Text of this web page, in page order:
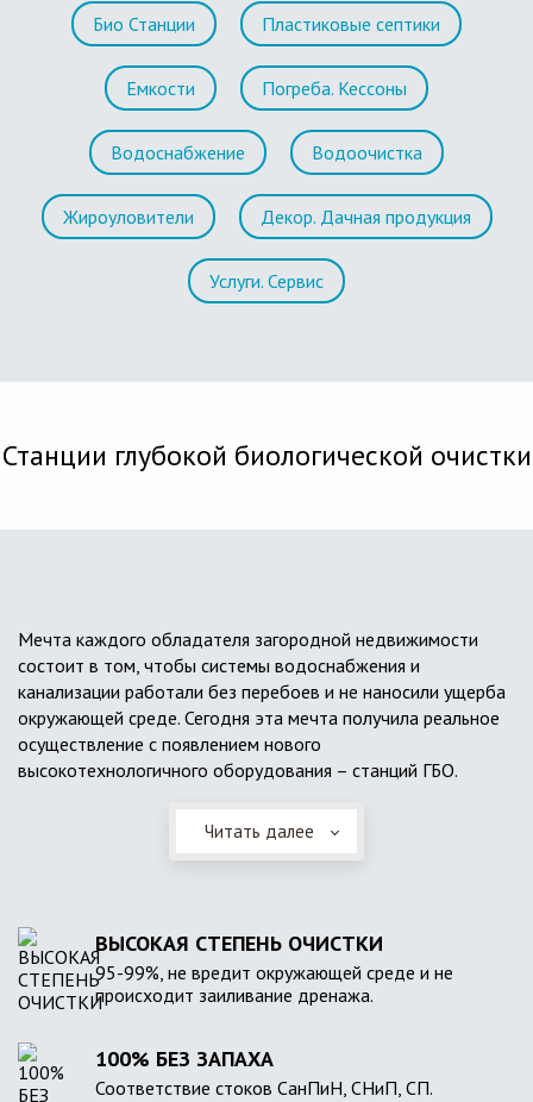
Био Станции Пластиковые септики
Емкости Погреба. Кессоны
Водоснабжение Водоочистка
Жироуловители Декор. Дачная продукция
Услуги. Сервис
Станции глубокой биологической очистки
Мечта каждого обладателя загородной недвижимости
состоит в том, чтобы системы водоснабжения и
канализации работали без перебоев и не наносили ущерба
окружающей среде. Сегодня эта мечта получила реальное
осуществление с появлением нового
высокотехнологичного оборудования – станций ГБО.
Читать далее
ВЫСОКАЯ СТЕПЕНЬ ОЧИСТКИ
95-99%, не вредит окружающей среде и не
происходит заиливание дренажа.
100% БЕЗ ЗАПАХА
Соответствие стоков СанПиН, СНиП, СП.